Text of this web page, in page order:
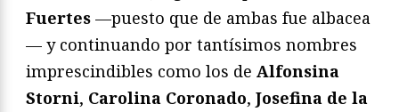
Fuertes —puesto que de ambas fue albacea
— y continuando por tantísimos nombres
imprescindibles como los de Alfonsina
Storni, Carolina Coronado, Josefina de la